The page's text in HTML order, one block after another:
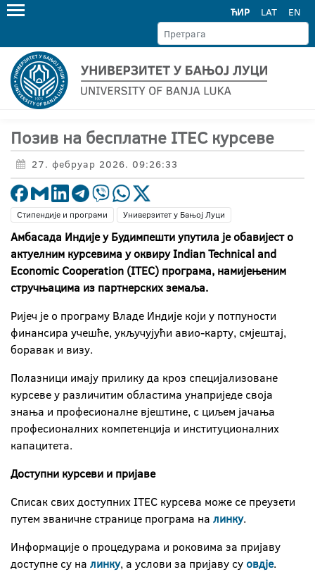
ЋИР LAT EN
Позив на бесплатне ITEC курсеве
27. фебруар 2026. 09:26:33
Стипендије и програми Универзитет у Бањој Луци
Амбасада Индије у Будимпешти упутила је обавијест о
актуелним курсевима у оквируIndian Technical and
Economic Cooperation (ITEC) програма, намијењеним
стручњацима из партнерских земаља.
Ријеч је о програму Владе Индије који у потпуности
финансира учешће, укључујући авио-карту, смјештај,
боравак и визу.
Полазници имају прилику да кроз специјализоване
курсеве у различитим областима унаприједе своја
знања и професионалне вјештине, с циљем јачања
професионалних компетенција и институционалних
капацитета.
Доступни курсеви и пријаве
Списак свих доступних ITEC курсева може се преузети
путем званичне странице програма на линку.
Информације о процедурама и роковима за пријаву
доступне су на линку, а услови за пријаву су овдје.